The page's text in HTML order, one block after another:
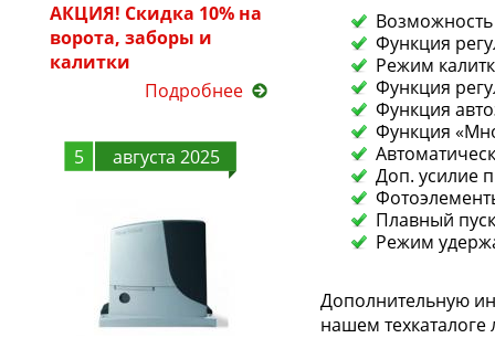
АКЦИЯ! Скидка 10% на
ворота, заборы и
калитки
Подробнее
5 августа 2025
Возможность
Функция
Режим
Функция
Функция
Функция
Доп. усилие
Плавный
Режим
Дополнительную
нашем техкаталоге